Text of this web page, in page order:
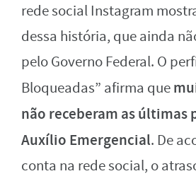
rede social Instagram
dessa história, que ainda
pelo Governo Federal. O
Bloqueadas” afirma que
não receberam as últimas
Auxílio Emergencial. De
conta na rede social, o